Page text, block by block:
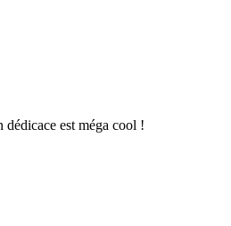
dédicace est méga cool !